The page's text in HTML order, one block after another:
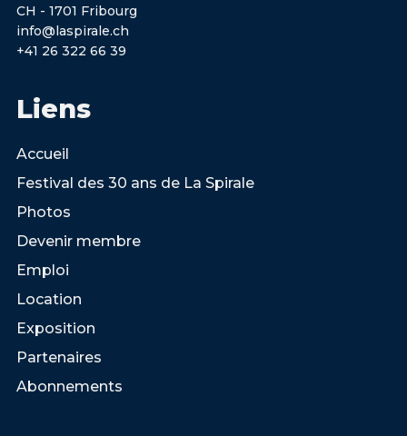
CH - 1701 Fribourg
info@laspirale.ch
+41 26 322 66 39
Liens
Accueil
Festival des 30 ans de La Spirale
Photos
Devenir membre
Emploi
Location
Exposition
Partenaires
Abonnements